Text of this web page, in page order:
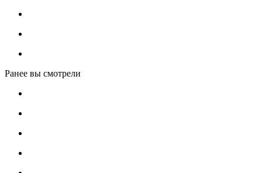
Ранее вы смотрели